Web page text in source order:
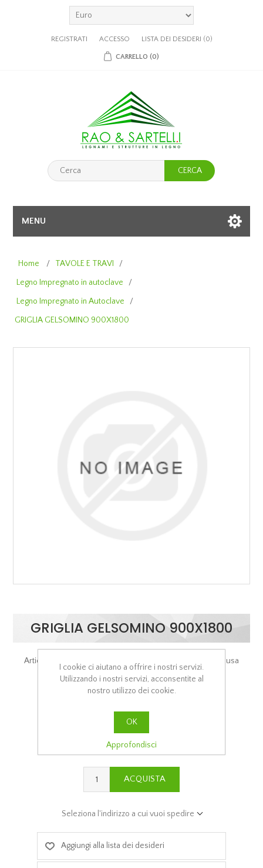
REGISTRATI ACCESSO LISTA DEI DESIDERI (0)
CARRELLO (0)
CERCA
MENU
Home / TAVOLE E TRAVI
/
Legno Impregnato in autoclave
/
Legno Impregnato in Autoclave
/
GRIGLIA GELSOMINO 900X1800
GRIGLIA GELSOMINO 900X1800
Articolo venduto al pezzo Prezzo al N. Euro 39,67 IVA esclusa
XGGE1810
€39,67
ACQUISTA
Seleziona l'indirizzo a cui vuoi spedire
Aggiungi alla lista dei desideri
I cookie ci aiutano a offrire i nostri servizi.
Utilizzando i nostri servizi, acconsentite al
nostro utilizzo dei cookie.
OK
Approfondisci